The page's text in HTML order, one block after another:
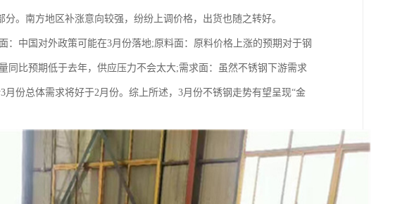
。南方地区补涨意向较强，纷纷上调价格，出货也随之转好。
中国对外政策可能在3月份落地;原料面：原料价格上涨的预期对于钢
同比预期低于去年，供应压力不会太大;需求面：虽然不锈钢下游需求
份总体需求将好于2月份。综上所述，3月份不锈钢走势有望呈现“金